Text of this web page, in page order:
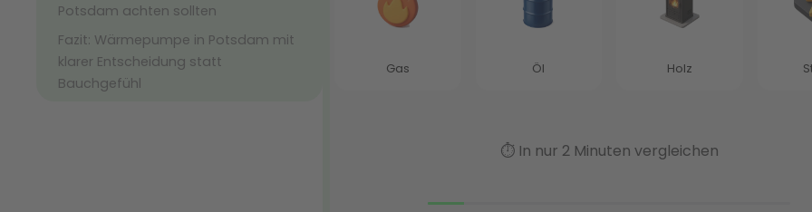
Potsdam achten sollten
Fazit: Wärmepumpe in Potsdam mit
klarer Entscheidung statt
Bauchgefühl